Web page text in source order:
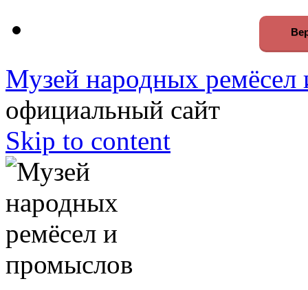
Музей народных ремёсел
официальный сайт
Skip to content